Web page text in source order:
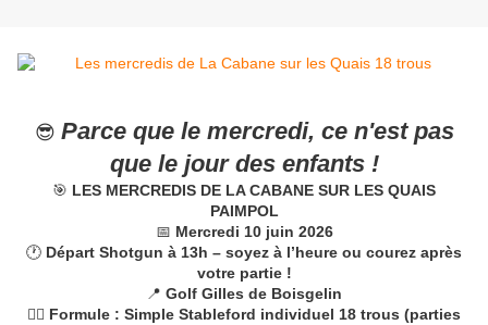
😎 Parce que le mercredi, ce n'est pas
que le jour des enfants !
🎯 LES MERCREDIS DE LA CABANE SUR LES QUAIS
PAIMPOL
📅 Mercredi 10 juin 2026
🕐 Départ Shotgun à 13h – soyez à l’heure ou courez après
votre partie !
📍 Golf Gilles de Boisgelin
🏌️‍♂️ Formule : Simple Stableford individuel 18 trous (parties